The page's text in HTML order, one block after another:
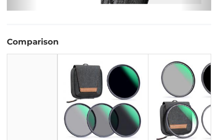
Comparison